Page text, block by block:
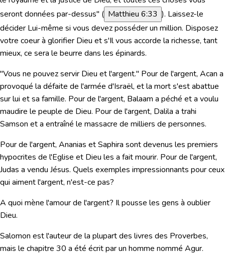
seront données par-dessus" ( Matthieu 6:33 ). Laissez-le
décider Lui-même si vous devez posséder un million. Disposez
votre coeur à glorifier Dieu et s'Il vous accorde la richesse, tant
mieux, ce sera le beurre dans les épinards.
"Vous ne pouvez servir Dieu et l'argent." Pour de l'argent, Acan a
provoqué la défaite de l'armée d'Israël, et la mort s'est abattue
sur lui et sa famille. Pour de l'argent, Balaam a péché et a voulu
maudire le peuple de Dieu. Pour de l'argent, Dalila a trahi
Samson et a entraîné le massacre de milliers de personnes.
Pour de l'argent, Ananias et Saphira sont devenus les premiers
hypocrites de l'Eglise et Dieu les a fait mourir. Pour de l'argent,
Judas a vendu Jésus. Quels exemples impressionnants pour ceux
qui aiment l'argent, n'est-ce pas?
A quoi mène l'amour de l'argent? Il pousse les gens à oublier
Dieu.
Salomon est l'auteur de la plupart des livres des Proverbes,
mais le chapitre 30 a été écrit par un homme nommé Agur.